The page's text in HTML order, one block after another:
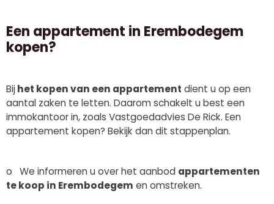
Een appartement in Erembodegem
kopen?
Bijhet kopen van een appartement dient u op een
aantal zaken te letten. Daarom schakelt u best een
immokantoor in, zoals Vastgoedadvies De Rick. Een
appartement kopen? Bekijk dan dit stappenplan.
o We informeren u over het aanbod appartementen
te koop in Erembodegem en omstreken.